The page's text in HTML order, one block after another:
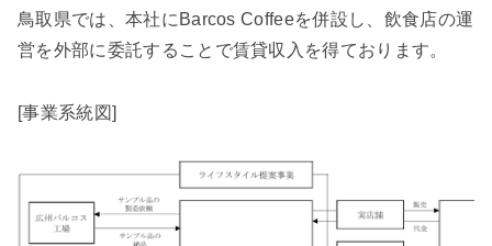
鳥取県では、本社にBarcos Coffeeを併設し、飲食店の運
営を外部に委託することで賃貸収入を得ております。
[事業系統図]